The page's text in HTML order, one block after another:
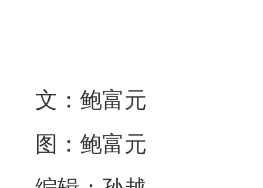
文：鲍富元
图：鲍富元